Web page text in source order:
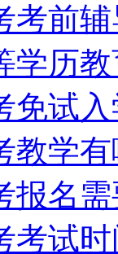
考前
学历
免试
教学
报名
考试